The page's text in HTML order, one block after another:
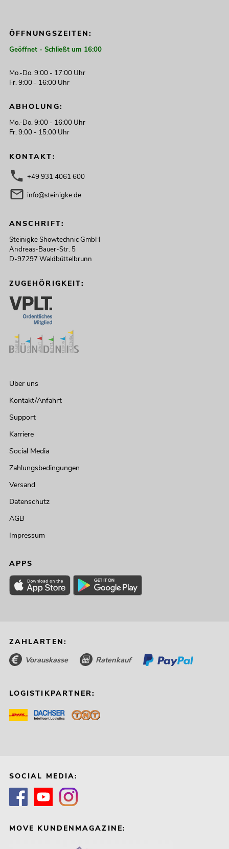
ÖFFNUNGSZEITEN:
Geöffnet - Schließt um 16:00
Mo.-Do. 9:00 - 17:00 Uhr
Fr. 9:00 - 16:00 Uhr
ABHOLUNG:
Mo.-Do. 9:00 - 16:00 Uhr
Fr. 9:00 - 15:00 Uhr
KONTAKT:
+49 931 4061 600
info@steinigke.de
ANSCHRIFT:
Steinigke Showtechnic GmbH
Andreas-Bauer-Str. 5
D-97297 Waldbüttelbrunn
ZUGEHÖRIGKEIT:
Über uns
Kontakt/Anfahrt
Support
Karriere
Social Media
Zahlungsbedingungen
Versand
Datenschutz
AGB
Impressum
APPS
ZAHLARTEN:
Vorauskasse Ratenkauf
LOGISTIKPARTNER:
SOCIAL MEDIA:
MOVE KUNDENMAGAZINE: